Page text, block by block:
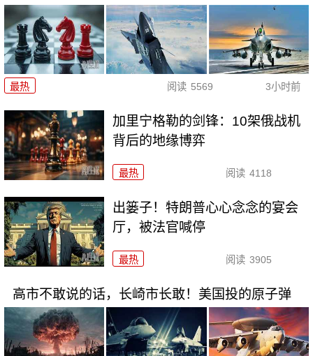
最热 阅读 5569 3小时前
加里宁格勒的剑锋：10架俄战机
背后的地缘博弈
最热 阅读 4118
出篓子！特朗普心心念念的宴会
厅，被法官喊停
最热 阅读 3905
高市不敢说的话，长崎市长敢！美国投的原子弹